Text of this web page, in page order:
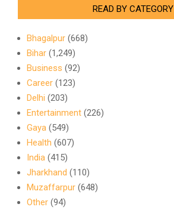
READ BY CATEGORY
Bhagalpur (668)
Bihar (1,249)
Business (92)
Career (123)
Delhi (203)
Entertainment (226)
Gaya (549)
Health (607)
India (415)
Jharkhand (110)
Muzaffarpur (648)
Other (94)